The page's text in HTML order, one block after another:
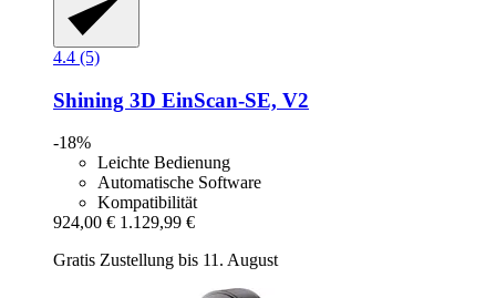
4.4 (5)
Shining 3D EinScan-​SE, V2
-18%
Leichte Bedienung
Automatische Software
Kompatibilität
924,00 € 1.129,99 €
Gratis Zustellung bis 11. August